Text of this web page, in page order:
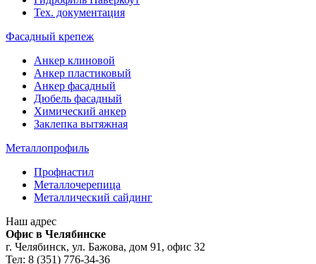
Тех. документация
Фасадный крепеж
Анкер клиновой
Анкер пластиковый
Анкер фасадный
Дюбель фасадный
Химический анкер
Заклепка вытяжная
Металлопрофиль
Профнастил
Металлочерепица
Металлический сайдинг
Наш адрес
Офис в Челябинске
г. Челябинск, ул. Бажова, дом 91, офис 32
Тел: 8 (351) 776-34-36